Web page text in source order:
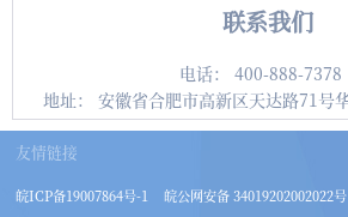
联系我们
电话：
400-888-7378
地址：
安徽省合肥市高新区天达路71号
友情链接
皖ICP备19007864号-1 皖公网安备 34019202002022号